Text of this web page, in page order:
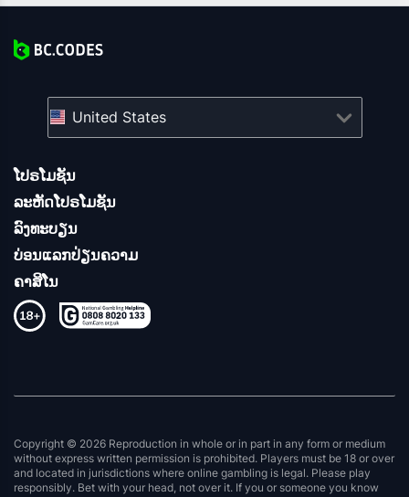
ໂປຣໂມຊັນ
ລະຫັດໂປຣໂມຊັນ
ລົງທະບຽນ
ບ່ອນແລກປ່ຽນຄວາມ
ຄາສິໂນ
United States
Copyright © 2026 Reproduction in whole or in part in any form or medium
without express written permission is prohibited. Players must be 18 or over
and located in jurisdictions where online gambling is legal. Please play
responsibly. Bet with your head, not over it. If you or someone you know